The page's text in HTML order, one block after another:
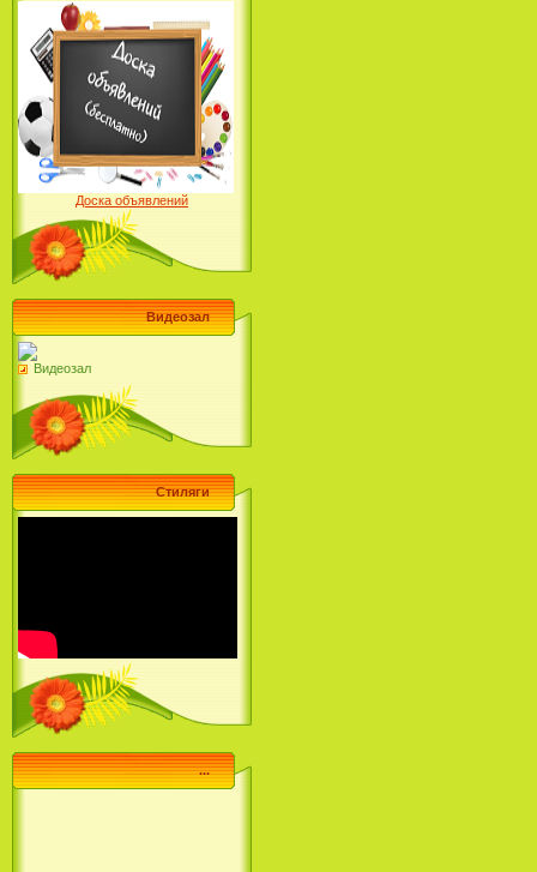
Доска объявлений
Видеозал
Видеозал
Стиляги
...